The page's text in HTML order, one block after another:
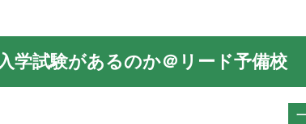
学試験があるのか＠リード予備校